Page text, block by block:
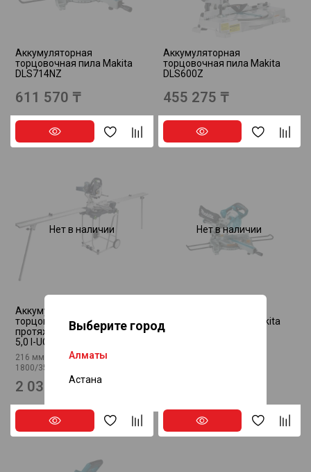
Выберите город
Алматы
Астана
Аккумуляторная
торцовочная пила Makita
DLS714NZ
611 570 ₸
Аккумуляторная
торцовочная пила Makita
DLS600Z
455 275 ₸
Нет в наличии
Аккумуляторная
торцовочная пила с
протяжкой KAPEX KSC 60 EB
5,0 I-UG-Set FESTOOL 577958
216 мм, 2 х 5 А·ч, Li-Ion, 1300—
1800/3500 минˉ¹
2 030 100 ₸
Нет в наличии
торцовочная пила Makita
DLS714Z